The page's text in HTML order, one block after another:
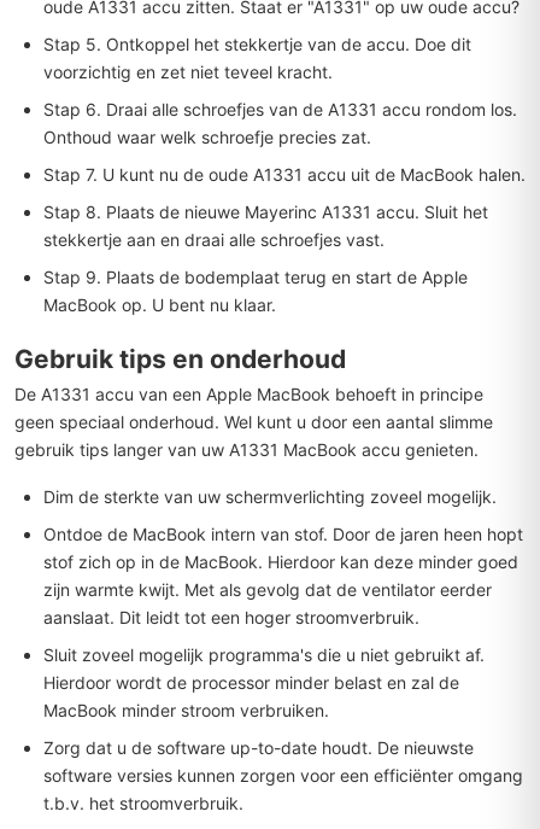
oude A1331 accu zitten. Staat er "A1331" op uw oude accu?
Stap 5. Ontkoppel het stekkertje van de accu. Doe dit
voorzichtig en zet niet teveel kracht.
Stap 6. Draai alle schroefjes van de A1331 accu rondom los.
Onthoud waar welk schroefje precies zat.
Stap 7. U kunt nu de oude A1331 accu uit de MacBook halen.
Stap 8. Plaats de nieuwe Mayerinc A1331 accu. Sluit het
stekkertje aan en draai alle schroefjes vast.
Stap 9. Plaats de bodemplaat terug en start de Apple
MacBook op. U bent nu klaar.
Gebruik tips en onderhoud
De A1331 accu van een Apple MacBook behoeft in principe
geen speciaal onderhoud. Wel kunt u door een aantal slimme
gebruik tips langer van uw A1331 MacBook accu genieten.
Dim de sterkte van uw schermverlichting zoveel mogelijk.
Ontdoe de MacBook intern van stof. Door de jaren heen hopt
stof zich op in de MacBook. Hierdoor kan deze minder goed
zijn warmte kwijt. Met als gevolg dat de ventilator eerder
aanslaat. Dit leidt tot een hoger stroomverbruik.
Sluit zoveel mogelijk programma's die u niet gebruikt af.
Hierdoor wordt de processor minder belast en zal de
MacBook minder stroom verbruiken.
Zorg dat u de software up-to-date houdt. De nieuwste
software versies kunnen zorgen voor een efficiënter omgang
t.b.v. het stroomverbruik.